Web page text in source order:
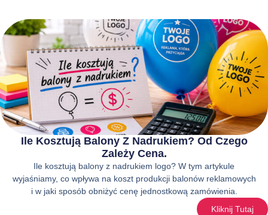
Ile Kosztują Balony Z Nadrukiem? Od Czego
Zależy Cena.
Ile kosztują balony z nadrukiem logo? W tym artykule
wyjaśniamy, co wpływa na koszt produkcji balonów reklamowych
i w jaki sposób obniżyć cenę jednostkową zamówienia.
Kliknij Tutaj